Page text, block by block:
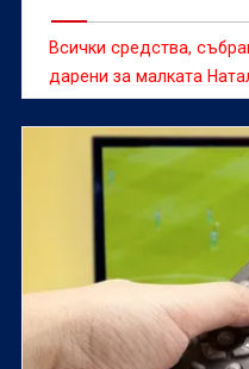
Всички средства,
дарени за малката